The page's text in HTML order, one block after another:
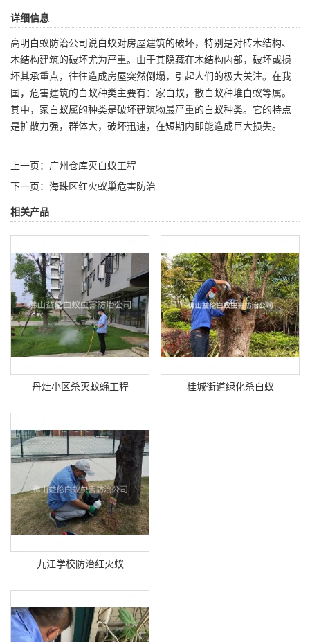
详细信息
高明白蚁防治公司说白蚁对房屋建筑的破坏，特别是对砖木结构、
木结构建筑的破坏尤为严重。由于其隐藏在木结构内部，破坏或损
坏其承重点，往往造成房屋突然倒塌，引起人们的极大关注。在我
国，危害建筑的白蚁种类主要有：家白蚁，散白蚁种堆白蚁等属。
其中，家白蚁属的种类是破坏建筑物最严重的白蚁种类。它的特点
是扩散力强，群体大，破坏迅速，在短期内即能造成巨大损失。
上一页： 广州仓库灭白蚁工程
下一页： 海珠区红火蚁巢危害防治
相关产品
丹灶小区杀灭蚊蝇工程 桂城街道绿化杀白蚁
九江学校防治红火蚁